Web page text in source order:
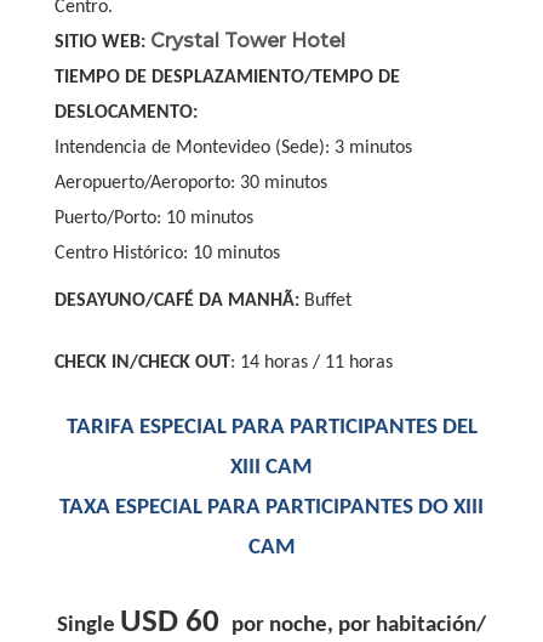
Centro.
SITIO WEB: Crystal Tower Hotel
TIEMPO DE DESPLAZAMIENTO/TEMPO DE
DESLOCAMENTO:
Intendencia de Montevideo (Sede): 3 minutos
Aeropuerto/Aeroporto: 30 minutos
Puerto/Porto: 10 minutos
Centro Histórico: 10 minutos
DESAYUNO/CAFÉ DA MANHÃ: Buffet
CHECK IN/CHECK OUT: 14 horas / 11 horas
TARIFA ESPECIAL PARA PARTICIPANTES DEL
XIII CAM
TAXA ESPECIAL PARA PARTICIPANTES DO XIII
CAM
Single USD 60
por noche, por habitación/